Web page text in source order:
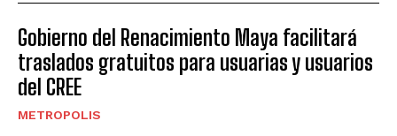
Gobierno del Renacimiento Maya facilitará
traslados gratuitos para usuarias y usuarios
del CREE
METROPOLIS